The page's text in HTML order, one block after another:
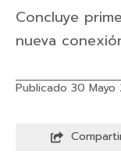
Concluye
nueva
Publicado 30 Mayo